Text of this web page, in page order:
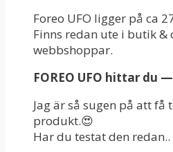
Foreo UFO ligger på ca
Finns redan ute i butik &
webbshoppar.
FOREO UFO hittar du
Jag är så sugen på att få
produkt.😍
Har du testat den redan..